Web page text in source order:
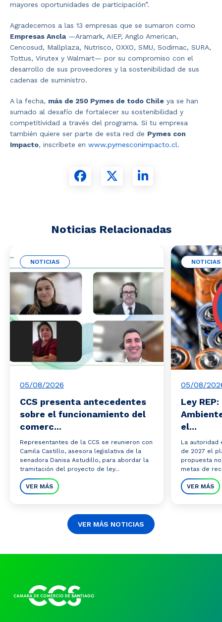
mayores oportunidades de participación”.
Agradecemos a las 13 empresas que se sumaron como
Empresas Ancla—Aramark, AIEP, Anglo American,
Cencosud, Mallplaza, Nutrisco, OXXO, SMU, Sodimac, SURA,
Tottus, Virutex y Walmart— por su compromiso con el
desarrollo de sus proveedores y la sostenibilidad de sus
cadenas de suministro.
A la fecha, más de 250 Pymes de todo Chile ya se han
sumado al desafío de fortalecer su sostenibilidad y
competitividad a través del programa. Si tu empresa
también quiere ser parte de esta red de Pymes con
Impacto, inscríbete en www.pymesconimpacto.cl.
Noticias Relacionadas
NOTICIAS
05/08/2026
CCS presenta antecedentes
sobre el funcionamiento del
comerc...
Representantes de la CCS se reunieron con
Camila Castillo, asesora legislativa de la
senadora Danisa Astudillo, para abordar la
tramitación del proyecto de ley...
VER MÁS
NOTICIAS
05/08/
Ley
el...
La autoridad
de 2027 el
propuesta
metas de
VER MÁS
VER MÁS NOTICIAS